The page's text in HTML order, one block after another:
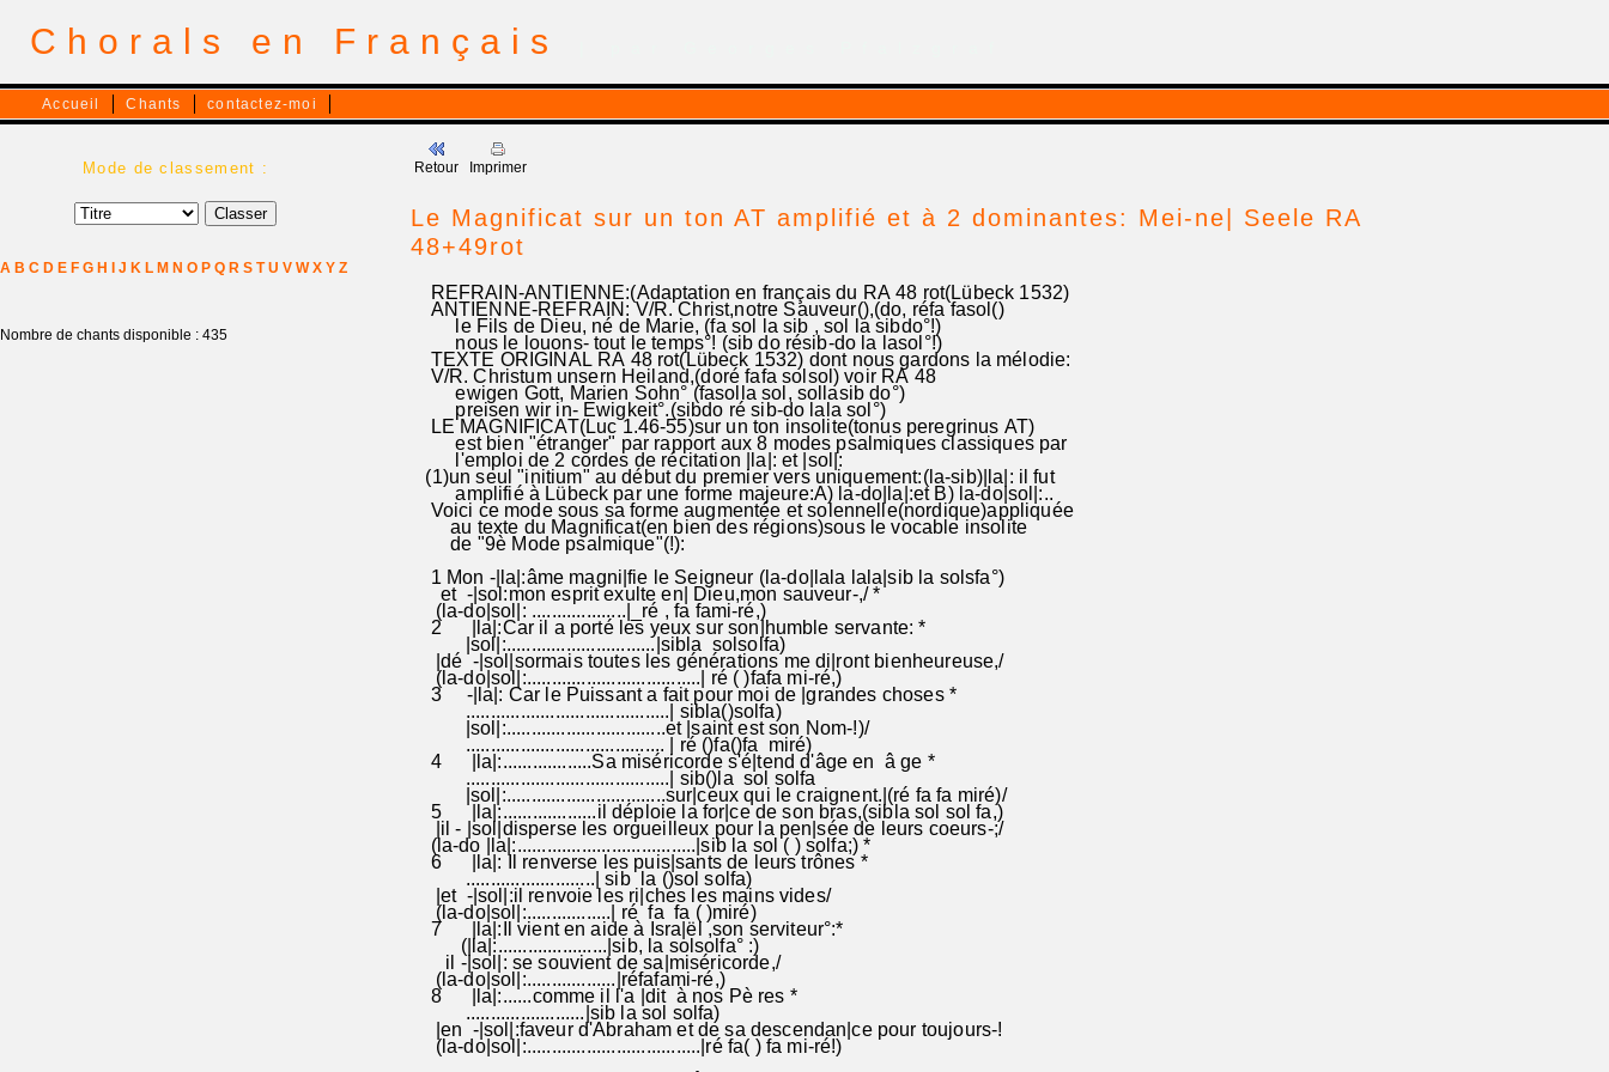
Chorals en Français
Accueil Chants contactez-moi
Mode de classement :
A B C D E F G H J K L M N O P Q R S T U V W X Y Z
Nombre de chants disponible : 435
Retour Imprimer
Le Magnificat sur un ton AT amplifié et à 2 dominantes: Mei-ne| Seele RA
48+49rot
REFRAIN-ANTIENNE:(Adaptation en français du RA 48 rot(Lübeck 1532)
ANTIENNE-REFRAIN: V/R. Christ,notre Sauveur(),(do, réfa fasol()
le Fils de Dieu, né de Marie, (fa sol la sib , sol la sibdo°!)
nous le louons- tout le temps°! (sib do résib-do la lasol°!)
TEXTE ORIGINAL RA 48 rot(Lübeck 1532) dont nous gardons la mélodie:
V/R. Christum unsern Heiland,(doré fafa solsol) voir RA 48
ewigen Gott, Marien Sohn° (fasolla sol, sollasib do°)
preisen wir in- Ewigkeit°.(sibdo ré sib-do lala sol°)
LE MAGNIFICAT(Luc 1.46-55)sur un ton insolite(tonus peregrinus AT)
est bien "étranger" par rapport aux 8 modes psalmiques classiques par
l'emploi de 2 cordes de récitation |la|: et |sol|:
(1)un seul "initium" au début du premier vers uniquement:(la-sib)|la|: il fut
amplifié à Lübeck par une forme majeure:A) la-do|la|:et B) la-do|sol|:..
Voici ce mode sous sa forme augmentée et solennelle(nordique)appliquée
au texte du Magnificat(en bien des régions)sous le vocable insolite
de "9è Mode psalmique"(!):
1 Mon -|la|:âme magni|fie le Seigneur (la-do|lala lala|sib la solsfa°)
et -|sol:mon esprit exulte en| Dieu,mon sauveur-,/ *
(la-do|sol|: ...................|_ré , fa fami-ré,)
2 |la|:Car il a porté les yeux sur son|humble servante: *
|sol|:..............................|sibla solsolfa)
|dé -|sol|sormais toutes les générations me di|ront bienheureuse,/
(la-do|sol|:...................................| ré ( )fafa mi-ré,)
3 -|la|: Car le Puissant a fait pour moi de |grandes choses *
.........................................| sibla()solfa)
|sol|:................................et |saint est son Nom-!)/
........................................ | ré ()fa()fa miré)
4 |la|:..................Sa miséricorde s'é|tend d'âge en â ge *
.........................................| sib()la sol solfa
|sol|:................................sur|ceux qui le craignent.|(ré fa fa miré)/
5 |la|:...................il déploie la for|ce de son bras,(sibla sol sol fa,)
|il - |sol|disperse les orgueilleux pour la pen|sée de leurs coeurs-;/
(la-do |la|:....................................|sib la sol ( ) solfa;) *
6 |la|: Il renverse les puis|sants de leurs trônes *
..........................| sib la ()sol solfa)
|et -|sol|:il renvoie les ri|ches les mains vides/
(la-do|sol|:.................| ré fa fa ( )miré)
7 |la|:Il vient en aide à Isra|ël ,son serviteur°:*
(|la|:......................|sib, la solsolfa° :)
il -|sol|: se souvient de sa|miséricorde,/
(la-do|sol|:..................|réfafami-ré,)
8 |la|:......comme il l'a |dit à nos Pè res *
........................|sib la sol solfa)
|en -|sol|:faveur d'Abraham et de sa descendan|ce pour toujours-!
(la-do|sol|:...................................|ré fa( ) fa mi-ré!)